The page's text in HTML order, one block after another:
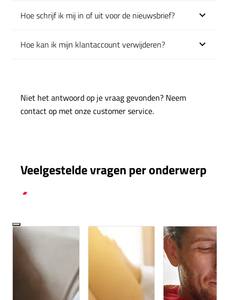
Hoe schrijf ik mij in of uit voor de nieuwsbrief?
Klik om uit te klappen
Hoe kan ik mijn klantaccount verwijderen?
Klik om uit te klappen
Niet het antwoord op je vraag gevonden? Neem
contact op met onze customer service.
Veelgestelde vragen per onderwerp